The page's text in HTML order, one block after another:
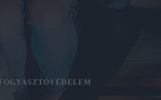
FOGYASZTÓVÉDELEM